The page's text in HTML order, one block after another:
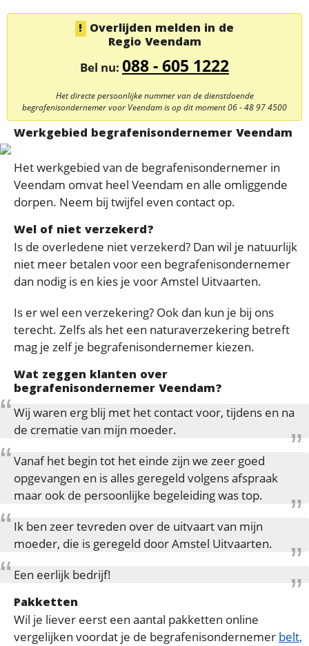
Overlijden melden in de
Regio Veendam
Bel nu: 088 - 605 1222
Het directe persoonlijke nummer van de dienstdoende
begrafenisondernemer voor Veendam is op dit moment06 - 48 97 4500
Werkgebied begrafenisondernemer Veendam
Het werkgebied van de begrafenisondernemer in
Veendam omvat heel Veendam en alle omliggende
dorpen. Neem bij twijfel even contact op.
Wel of niet verzekerd?
Is de overledene niet verzekerd? Dan wil je natuurlijk
niet meer betalen voor een begrafenisondernemer
dan nodig is en kies je voor Amstel Uitvaarten.
Is er wel een verzekering? Ook dan kun je bij ons
terecht. Zelfs als het een naturaverzekering betreft
mag je zelf je begrafenisondernemer kiezen.
Wat zeggen klanten over
begrafenisondernemer Veendam?
Wij waren erg blij met het contact voor, tijdens en na
de crematie van mijn moeder.
Vanaf het begin tot het einde zijn we zeer goed
opgevangen en is alles geregeld volgens afspraak
maar ook de persoonlijke begeleiding was top.
Ik ben zeer tevreden over de uitvaart van mijn
moeder, die is geregeld door Amstel Uitvaarten.
Een eerlijk bedrijf!
Pakketten
Wil je liever eerst een aantal pakketten online
vergelijken voordat je de begrafenisondernemer belt,